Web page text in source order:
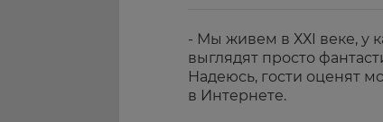
- Мы живем в ХХI веке, у
выглядят просто
Надеюсь, гости оценят
в Интернете.